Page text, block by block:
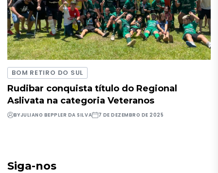
BOM RETIRO DO SUL
Rudibar conquista título do Regional
Aslivata na categoria Veteranos
BYJULIANO BEPPLER DA SILVA 7 DE DEZEMBRO DE 2025
Siga-nos